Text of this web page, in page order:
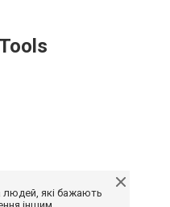
людей, які бажають